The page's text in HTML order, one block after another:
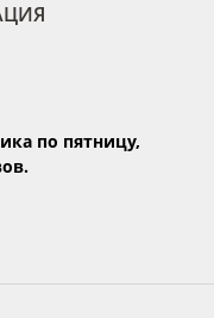
по пятницу,